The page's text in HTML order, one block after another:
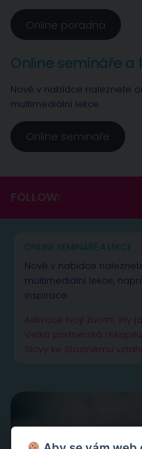
Online poradna
Online semináře a
Nově v nabídce naleznete
multimediální lekce.
Online semináře
FOLLOW:
ONLINE SEMINÁŘE A LEKCE
Nově v nabídce
multimediální lekce,
inspirace.
Aktivace tvojí životní síly
Velká partnerská
Slovy ke šťastnému